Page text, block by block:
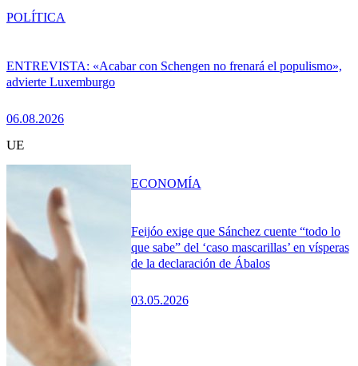
ENTREVISTA: «Acabar con Schengen no frenará el populismo»,
advierte Luxemburgo
06.08.2026
POLÍTICA
UE
Feijóo exige que Sánchez cuente “todo lo
que sabe” del ‘caso mascarillas’ en vísperas
de la declaración de Ábalos
03.05.2026
ECONOMÍA